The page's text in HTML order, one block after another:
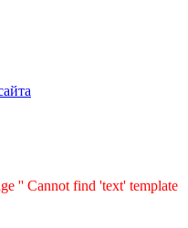
'' Cannot find 'text' template